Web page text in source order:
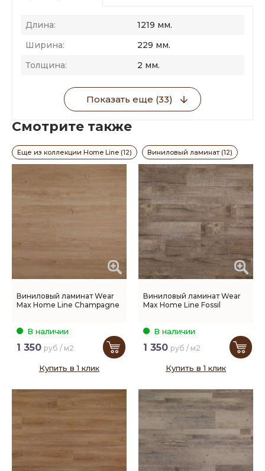
Длина:
1219 мм.
Ширина:
229 мм.
Толщина:
2 мм.
Показать еще (33)
Смотрите также
Еще из коллекции Home Line (12) Виниловый ламинат (12)
Виниловый ламинат Wear
Max Home Line Champagne
В наличии
1 350 руб / м2
Купить в 1 клик
Виниловый ламинат Wear
Max Home Line Fossil
В наличии
1 350 руб / м2
Купить в 1 клик